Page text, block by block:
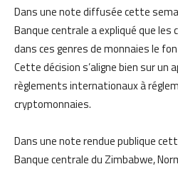
Dans une note diffusée cette
Banque centrale a expliqué que
dans ces genres de monnaies le
Cette décision s’aligne bien sur un
règlements internationaux à
cryptomonnaies.
Dans une note rendue publique
Banque centrale du Zimbabwe,